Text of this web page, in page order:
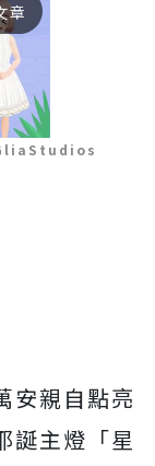
章
安親自點亮
誕主燈「星